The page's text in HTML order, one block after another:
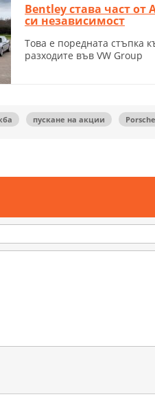
Bentley става част
си независимост
Това е поредната стъпка
разходите във VW Group
пускане на акции Porsche